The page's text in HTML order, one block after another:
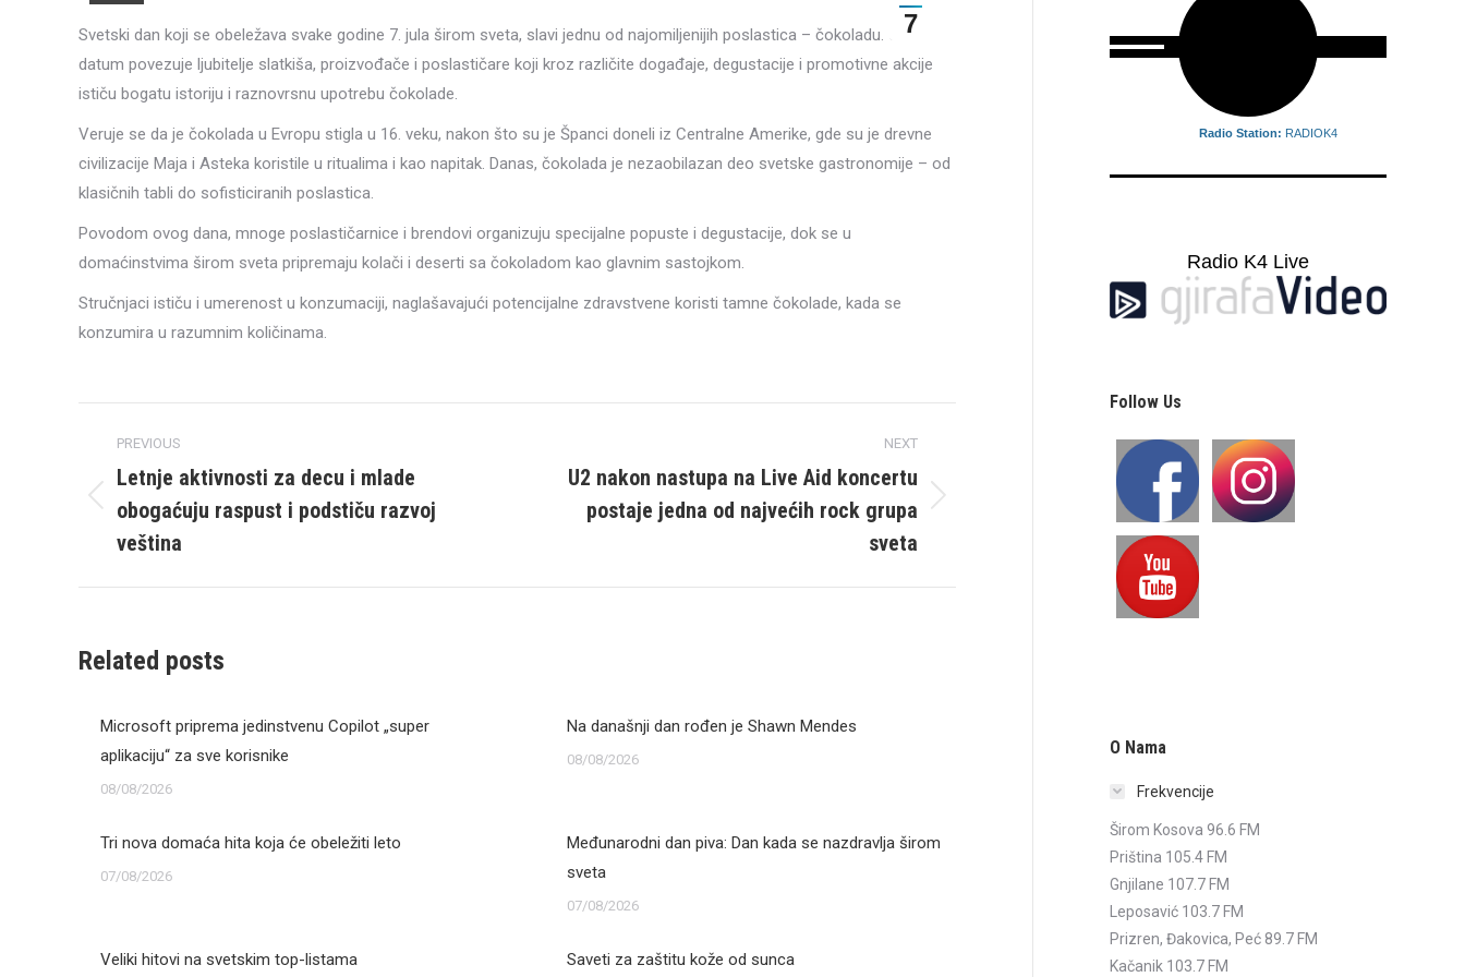
7
Svetski dan koji se obeležava svake godine 7. jula širom sveta, slavi jednu od najomiljenijih poslastica – čokoladu. Ovaj
datum povezuje ljubitelje slatkiša, proizvođače i poslastičare koji kroz različite događaje, degustacije i promotivne akcije
ističu bogatu istoriju i raznovrsnu upotrebu čokolade.
Veruje se da je čokolada u Evropu stigla u 16. veku, nakon što su je Španci doneli iz Centralne Amerike, gde su je drevne
civilizacije Maja i Asteka koristile u ritualima i kao napitak. Danas, čokolada je nezaobilazan deo svetske gastronomije – od
klasičnih tabli do sofisticiranih poslastica.
Povodom ovog dana, mnoge poslastičarnice i brendovi organizuju specijalne popuste i degustacije, dok se u
domaćinstvima širom sveta pripremaju kolači i deserti sa čokoladom kao glavnim sastojkom.
Stručnjaci ističu i umerenost u konzumaciji, naglašavajući potencijalne zdravstvene koristi tamne čokolade, kada se
konzumira u razumnim količinama.
navigation
PREVIOUS
Previous
post:
Letnje aktivnosti za decu i mlade
obogaćuju raspust i podstiču razvoj
veština
NEXT
U2 nakon nastupa na Live Aid koncertu
postaje jedna od najvećih rock grupa
sveta
Related posts
Microsoft priprema jedinstvenu Copilot „super
aplikaciju“ za sve korisnike
08/08/2026
Na današnji dan rođen je Shawn Mendes
08/08/2026
Tri nova domaća hita koja će obeležiti leto
07/08/2026
Međunarodni dan piva: Dan kada se nazdravlja širom
sveta
07/08/2026
Veliki hitovi na svetskim top-listama Saveti za zaštitu kože od sunca
Radio Station: RADIOK4
Radio K4 Live
Follow Us
O Nama
Frekvencije
Širom Kosova 96.6 FM
Priština 105.4 FM
Gnjilane 107.7 FM
Leposavić 103.7 FM
Prizren, Đakovica, Peć 89.7 FM
Kačanik 103.7 FM